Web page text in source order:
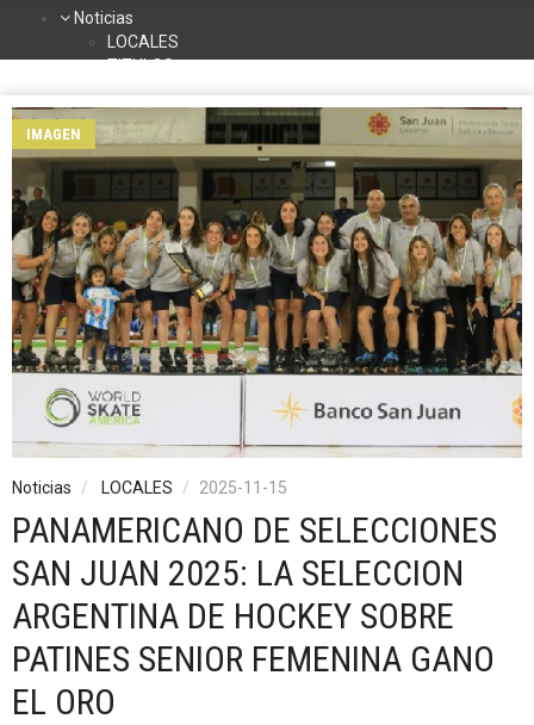
Noticias
LOCALES
TITULOS
NACIONALES
INTERNACIONALES
TURISMO
Contacto
Programación
IMAGEN
Noticias LOCALES 2025-11-15
PANAMERICANO DE SELECCIONES
SAN JUAN 2025: LA SELECCION
ARGENTINA DE HOCKEY SOBRE
PATINES SENIOR FEMENINA GANO
EL ORO